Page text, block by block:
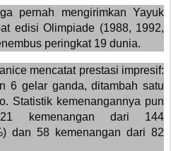
pernah mengirimkan Yayuk
edisi Olimpiade (1988, 1992,
peringkat 19 dunia.
mencatat prestasi impresif:
6 gelar ganda, ditambah satu
Statistik kemenangannya pun
kemenangan dari 144
dan 58 kemenangan dari 82